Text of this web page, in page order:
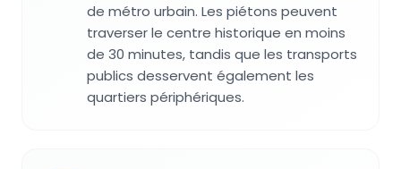
de métro urbain. Les piétons peuvent
traverser le centre historique en moins
de 30 minutes, tandis que les transports
publics desservent également les
quartiers périphériques.